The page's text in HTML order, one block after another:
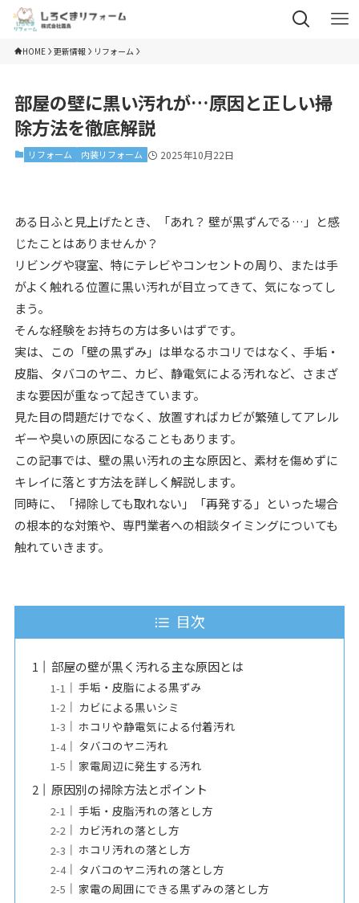
HOME 更新情報 リフォーム
部屋の壁に黒い汚れが…原因と正しい掃
除方法を徹底解説
リフォーム 内装リフォーム 2025年10月22日
ある日ふと見上げたとき、「あれ？ 壁が黒ずんでる…」と感
じたことはありませんか？
リビングや寝室、特にテレビやコンセントの周り、または手
がよく触れる位置に黒い汚れが目立ってきて、気になってし
まう。
そんな経験をお持ちの方は多いはずです。
実は、この「壁の黒ずみ」は単なるホコリではなく、手垢・
皮脂、タバコのヤニ、カビ、静電気による汚れなど、さまざ
まな要因が重なって起きています。
見た目の問題だけでなく、放置すればカビが繁殖してアレル
ギーや臭いの原因になることもあります。
この記事では、壁の黒い汚れの主な原因と、素材を傷めずに
キレイに落とす方法を詳しく解説します。
同時に、「掃除しても取れない」「再発する」といった場合
の根本的な対策や、専門業者への相談タイミングについても
触れていきます。
目次
部屋の壁が黒く汚れる主な原因とは
手垢・皮脂による黒ずみ
カビによる黒いシミ
ホコリや静電気による付着汚れ
タバコのヤニ汚れ
家電周辺に発生する汚れ
原因別の掃除方法とポイント
手垢・皮脂汚れの落とし方
カビ汚れの落とし方
ホコリ汚れの落とし方
タバコのヤニ汚れの落とし方
家電の周囲にできる黒ずみの落とし方